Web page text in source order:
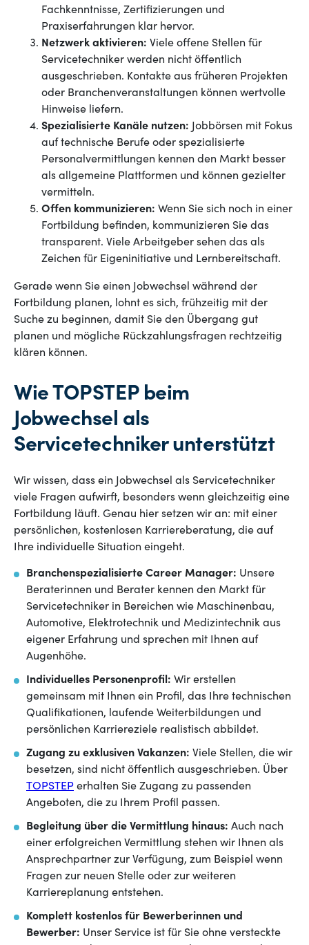
Fachkenntnisse, Zertifizierungen und
Praxiserfahrungen klar hervor.
Netzwerk aktivieren: Viele offene Stellen für
Servicetechniker werden nicht öffentlich
ausgeschrieben. Kontakte aus früheren Projekten
oder Branchenveranstaltungen können wertvolle
Hinweise liefern.
Spezialisierte Kanäle nutzen: Jobbörsen mit Fokus
auf technische Berufe oder spezialisierte
Personalvermittlungen kennen den Markt besser
als allgemeine Plattformen und können gezielter
vermitteln.
Offen kommunizieren: Wenn Sie sich noch in einer
Fortbildung befinden, kommunizieren Sie das
transparent. Viele Arbeitgeber sehen das als
Zeichen für Eigeninitiative und Lernbereitschaft.
Gerade wenn Sie einen Jobwechsel während der
Fortbildung planen, lohnt es sich, frühzeitig mit der
Suche zu beginnen, damit Sie den Übergang gut
planen und mögliche Rückzahlungsfragen rechtzeitig
klären können.
Wie TOPSTEP beim
Jobwechsel als
Servicetechniker unterstützt
Wir wissen, dass ein Jobwechsel als Servicetechniker
viele Fragen aufwirft, besonders wenn gleichzeitig eine
Fortbildung läuft. Genau hier setzen wir an: mit einer
persönlichen, kostenlosen Karriereberatung, die auf
Ihre individuelle Situation eingeht.
Branchenspezialisierte Career Manager: Unsere
Beraterinnen und Berater kennen den Markt für
Servicetechniker in Bereichen wie Maschinenbau,
Automotive, Elektrotechnik und Medizintechnik aus
eigener Erfahrung und sprechen mit Ihnen auf
Augenhöhe.
Individuelles Personenprofil: Wir erstellen
gemeinsam mit Ihnen ein Profil, das Ihre technischen
Qualifikationen, laufende Weiterbildungen und
persönlichen Karriereziele realistisch abbildet.
Zugang zu exklusiven Vakanzen: Viele Stellen, die wir
besetzen, sind nicht öffentlich ausgeschrieben. Über
TOPSTEP erhalten Sie Zugang zu passenden
Angeboten, die zu Ihrem Profil passen.
Begleitung über die Vermittlung hinaus: Auch nach
einer erfolgreichen Vermittlung stehen wir Ihnen als
Ansprechpartner zur Verfügung, zum Beispiel wenn
Fragen zur neuen Stelle oder zur weiteren
Karriereplanung entstehen.
Komplett kostenlos für Bewerberinnen und
Bewerber: Unser Service ist für Sie ohne versteckte